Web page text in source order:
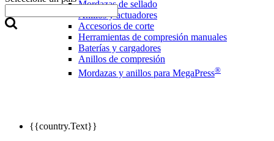
{{country.Text}}
Mordazas de sellado
Anillos y actuadores
Accesorios de corte
Herramientas de compresión manuales
Baterías y cargadores
Anillos de compresión
Mordazas y anillos para MegaPress®